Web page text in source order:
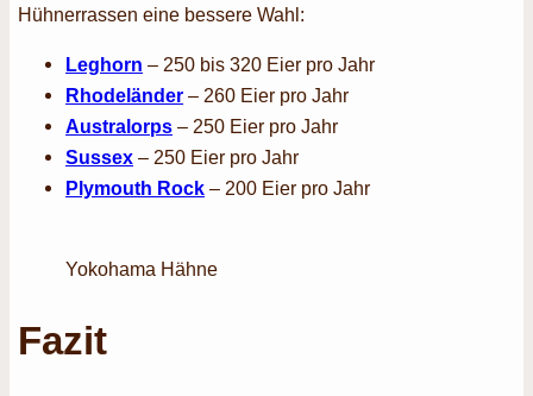
Hühnerrassen eine bessere Wahl:
Leghorn – 250 bis 320 Eier pro Jahr
Rhodeländer – 260 Eier pro Jahr
Australorps – 250 Eier pro Jahr
Sussex – 250 Eier pro Jahr
Plymouth Rock – 200 Eier pro Jahr
Yokohama Hähne
Fazit